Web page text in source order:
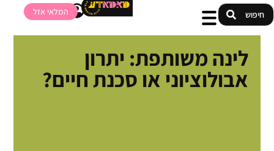
המלאי אזל
לינה משותפת: יתרון
אבולוציוני או סכנת חיים?